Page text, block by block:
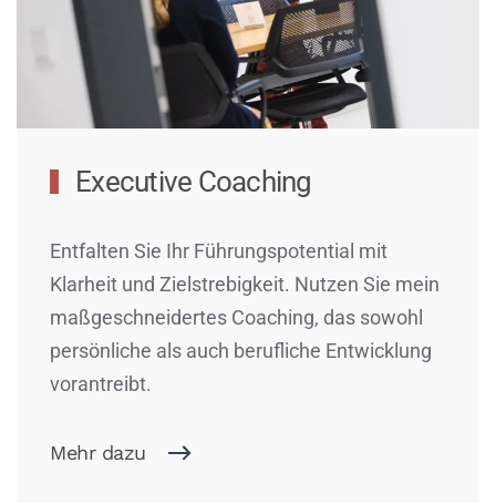
Executive Coaching
Entfalten Sie Ihr Führungspotential mit
Klarheit und Zielstrebigkeit. Nutzen Sie mein
maßgeschneidertes Coaching, das sowohl
persönliche als auch berufliche Entwicklung
vorantreibt.
Mehr dazu